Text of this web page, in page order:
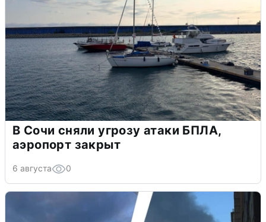
В Сочи сняли угрозу атаки БПЛА,
аэропорт закрыт
6 августа 0